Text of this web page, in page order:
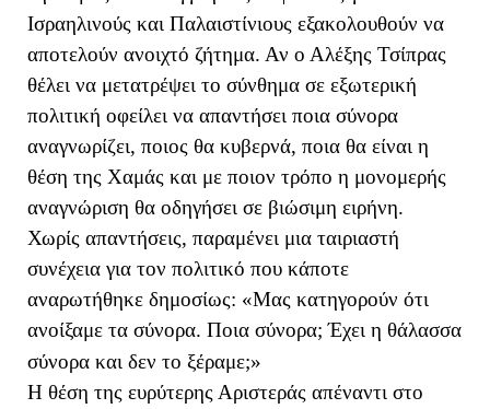
Ισραηλινούς και Παλαιστίνιους εξακολουθούν να
αποτελούν ανοιχτό ζήτημα. Αν ο Αλέξης Τσίπρας
θέλει να μετατρέψει το σύνθημα σε εξωτερική
πολιτική οφείλει να απαντήσει ποια σύνορα
αναγνωρίζει, ποιος θα κυβερνά, ποια θα είναι η
θέση της Χαμάς και με ποιον τρόπο η μονομερής
αναγνώριση θα οδηγήσει σε βιώσιμη ειρήνη.
Χωρίς απαντήσεις, παραμένει μια ταιριαστή
συνέχεια για τον πολιτικό που κάποτε
αναρωτήθηκε δημοσίως: «Μας κατηγορούν ότι
ανοίξαμε τα σύνορα. Ποια σύνορα; Έχει η θάλασσα
σύνορα και δεν το ξέραμε;»
Η θέση της ευρύτερης Αριστεράς απέναντι στο